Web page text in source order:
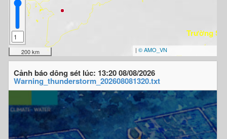
Trường Sa
200 km | © AMO_VN
Cảnh báo dông sét lúc: 13:20 08/08/2026
Warning_thunderstorm_202608081320.txt